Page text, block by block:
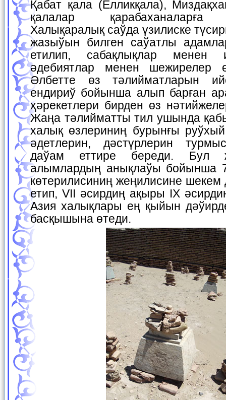
Қабат қала (Елликқала),
қалалар қарабаханаларға
Халықаралық саўда үзилиске
жазыўын билген саўатлы
етилип, сабақлықлар менен
әдебиятлар менен шежирелер
Әлбетте өз тәлийматларын
ендириў бойынша алып барған
ҳәрекетлери бирден өз
Жаңа тәлийматты тил ушында
халық өзлериниң бурынғы
әдетлерин, дәстүрлерин
даўам еттире береди. Бул
алымлардың анықлаўы бойынша
көтерилисиниң жеңилисине
етип, VII әсирдиң ақыры IX
Азия халықлары ең қыйын
басқышына өтеди.